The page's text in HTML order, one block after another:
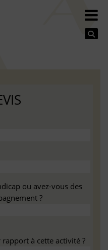
ou avez-vous des
?
à cette activité ?